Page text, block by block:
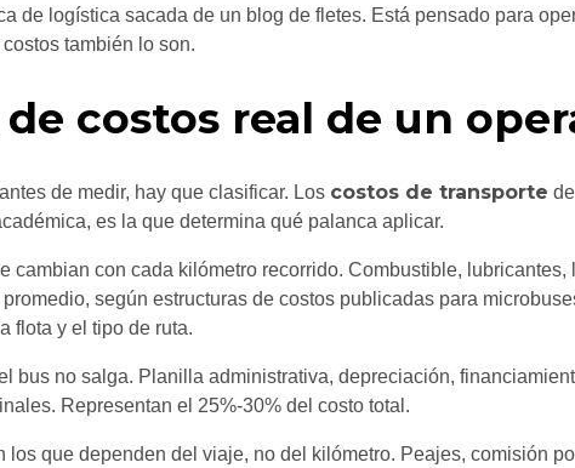
de logística sacada de un blog de fletes. Está pensado para
también lo son.
costos real de un
de medir, hay que clasificar. Los costos de transporte
es la que determina qué palanca aplicar.
cambian con cada kilómetro recorrido. Combustible,
según estructuras de costos publicadas para
flota y el tipo de ruta.
bus no salga. Planilla administrativa, depreciación,
Representan el 25%-30% del costo total.
los que dependen del viaje, no del kilómetro. Peajes, comisión